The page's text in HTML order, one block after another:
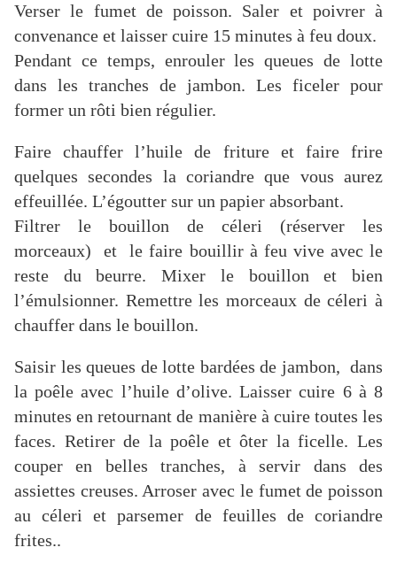
Verser le fumet de poisson. Saler et poivrer à
convenance et laisser cuire 15 minutes à feu doux.
Pendant ce temps, enrouler les queues de lotte
dans les tranches de jambon. Les ficeler pour
former un rôti bien régulier.
Faire chauffer l’huile de friture et faire frire
quelques secondes la coriandre que vous aurez
effeuillée. L’égoutter sur un papier absorbant.
Filtrer le bouillon de céleri (réserver les
morceaux) et le faire bouillir à feu vive avec le
reste du beurre. Mixer le bouillon et bien
l’émulsionner. Remettre les morceaux de céleri à
chauffer dans le bouillon.
Saisir les queues de lotte bardées de jambon, dans
la poêle avec l’huile d’olive.Laisser cuire 6 à 8
minutes en retournant de manière à cuire toutes les
faces. Retirer de la poêle et ôter la ficelle. Les
couper en belles tranches, à servir dans des
assiettes creuses. Arroser avec le fumet de poisson
au céleri et parsemer de feuilles de coriandre
frites..